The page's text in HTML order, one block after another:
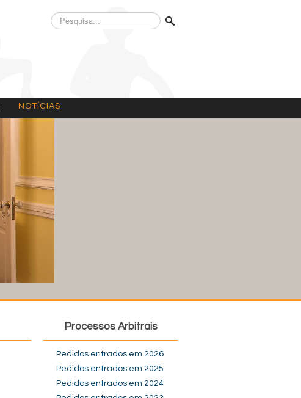
Pesquisa...
NOTÍCIAS
Processos Arbitrais
Pedidos entrados em 2026
Pedidos entrados em 2025
Pedidos entrados em 2024